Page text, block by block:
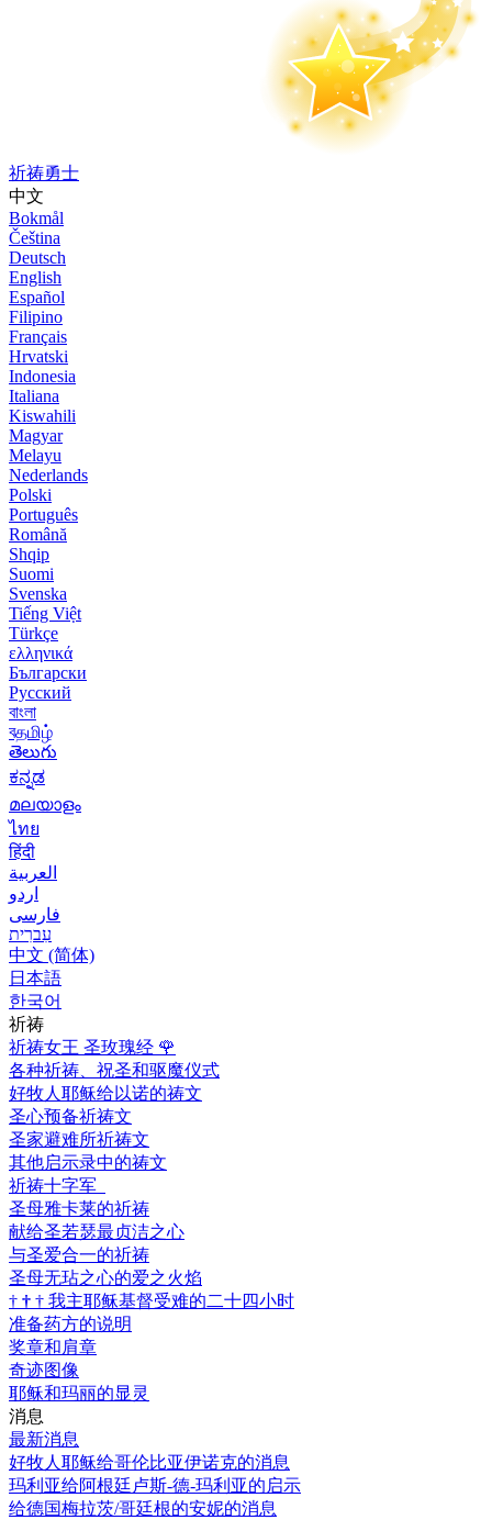
祈祷勇士
中文
Bokmål
Čeština
Deutsch
English
Español
Filipino
Français
Hrvatski
Indonesia
Italiana
Kiswahili
Magyar
Melayu
Nederlands
Polski
Português
Română
Shqip
Suomi
Svenska
Tiếng Việt
Türkçe
ελληνικά
Български
Русский
বাংলা
বதமிழ்
తెలుగు
ಕನ್ನಡ
മലയാളം
ไทย
हिंदी
العربية
اردو
فارسی
עִברִית
中文 (简体)
日本語
한국어
祈祷
祈祷女王 圣玫瑰经 🌹
各种祈祷、祝圣和驱魔仪式
好牧人耶稣给以诺的祷文
圣心预备祈祷文
圣家避难所祈祷文
其他启示录中的祷文
祈祷十字军
圣母雅卡莱的祈祷
献给圣若瑟最贞洁之心
与圣爱合一的祈祷
圣母无玷之心的爱之火焰
† † † 我主耶稣基督受难的二十四小时
准备药方的说明
奖章和肩章
奇迹图像
耶稣和玛丽的显灵
消息
最新消息
好牧人耶稣给哥伦比亚伊诺克的消息
玛利亚给阿根廷卢斯-德-玛利亚的启示
给德国梅拉茨/哥廷根的安妮的消息